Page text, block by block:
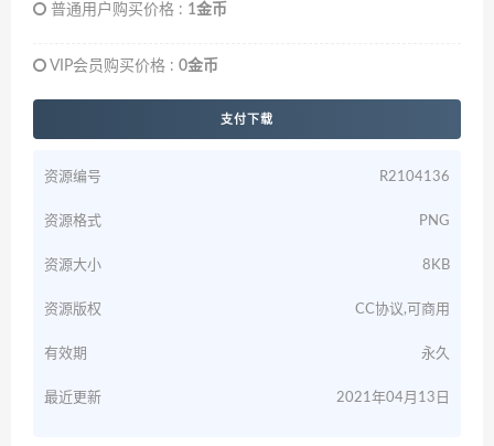
普通用户购买价格 : 1金币
VIP会员购买价格 : 0金币
支付下载
资源编号 R2104136
资源格式 PNG
资源大小 8KB
资源版权 CC协议,可商用
有效期 永久
最近更新 2021年04月13日